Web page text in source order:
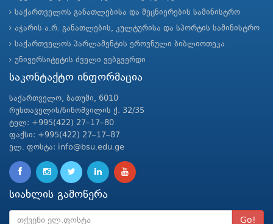
საქართველოს განათლებისა და მეცნიერების სამინისტრო
აჭარის ა.რ. განათლების, კულტურისა და სპორტის სამინისტრო
საქართველოს პარლამენტის ეროვნული ბიბლიოთეკა
უნივერსიტეტის ძველი ვებგვერდი
საკონტაქტო ინფორმაცია
საქართველო, ბათუმი, 6010
რუსთაველის/ნინოშვილის ქ. 32/35
ტელ: +995(422) 27–17–80
ფაქსი: +995(422) 27–17–87
ელ. ფოსტა: info@bsu.edu.ge
სიახლის გამოწერა
Go!